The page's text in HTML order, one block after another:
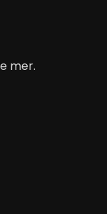
mer.